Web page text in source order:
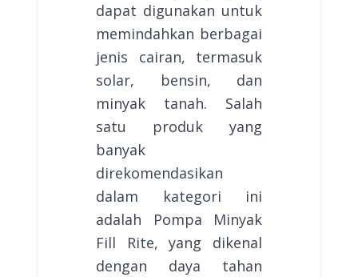
dapat digunakan untuk
memindahkan berbagai
jenis cairan, termasuk
solar, bensin, dan
minyak tanah. Salah
satu produk yang
banyak
direkomendasikan
dalam kategori ini
adalah Pompa Minyak
Fill Rite, yang dikenal
dengan daya tahan